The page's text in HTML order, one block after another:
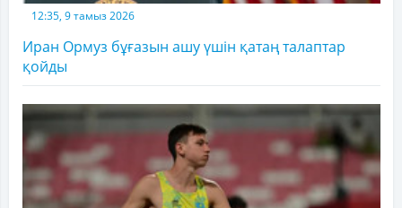
12:35, 9 тамыз 2026
Иран Ормуз бұғазын ашу үшін қатаң талаптар
қойды